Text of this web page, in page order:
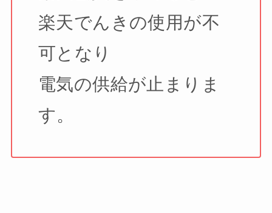
楽天でんきの使用が不
可となり
電気の供給が止まりま
す。